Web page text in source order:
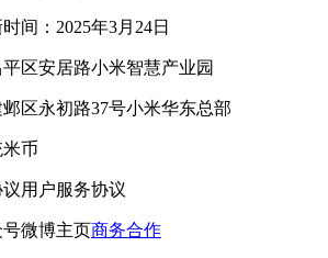
间：2025年3月24日
区安居路小米智慧产业园
区永初路37号小米华东总部
米币
用户服务协议
号微博主页商务合作